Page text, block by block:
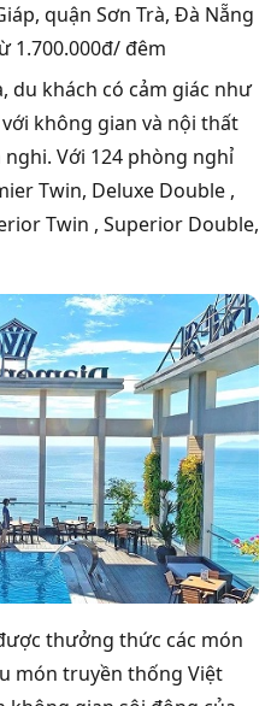
quận Sơn Trà, Đà Nẵng
1.700.000đ/ đêm
du khách có cảm giác như
không gian và nội thất
Với 124 phòng nghỉ
Twin, Deluxe Double ,
Twin , Superior Double,
thưởng thức các món
món truyền thống Việt